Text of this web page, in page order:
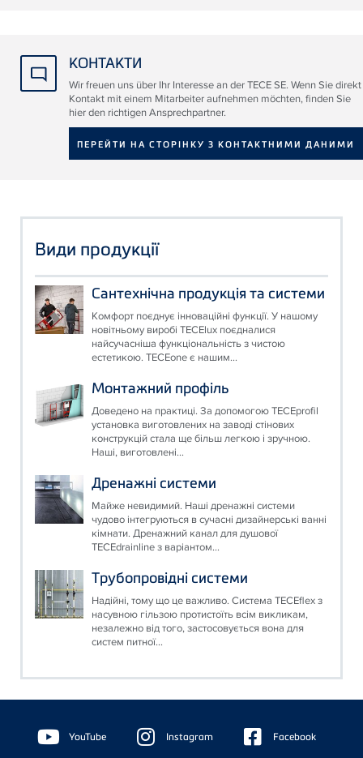
КОНТАКТИ
Wir freuen uns über Ihr Interesse an der TECE SE. Wenn Sie direkt
Kontakt mit einem Mitarbeiter aufnehmen möchten, finden Sie
hier den richtigen Ansprechpartner.
ПЕРЕЙТИ НА СТОРІНКУ З КОНТАКТНИМИ ДАНИМИ
Види продукції
Сантехнічна продукція та системи
Комфорт поєднує інноваційні функції. У нашому
новітньому виробі TECElux поєдналися
найсучасніша функціональність з чистою
естетикою. TECEone є нашим...
Монтажний профіль
Доведено на практиці. За допомогою TECEprofil
установка виготовлених на заводі стінових
конструкцій стала ще більш легкою і зручною.
Наші, виготовлені...
Дренажні системи
Майже невидимий. Наші дренажні системи
чудово інтегруються в сучасні дизайнерські ванні
кімнати. Дренажний канал для душової
TECEdrainline з варіантом...
Трубопровідні системи
Надійні, тому що це важливо. Система TECEflex з
насувною гільзою протистоїть всім викликам,
незалежно від того, застосовується вона для
систем питної...
Floating
Sidebar YouTube Instagram Facebook